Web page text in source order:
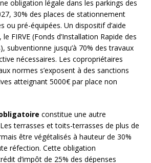
obligation légale dans les parkings des
30% des places de stationnement
ou pré-équipées. Un dispositif d’aide
FIRVE (Fonds d’Installation Rapide des
subventionne jusqu’à 70% des travaux
nécessaires. Les copropriétaires
normes s’exposent à des sanctions
atteignant 5000€ par place non
constitue une autre
terrasses et toits-terrasses de plus de
être végétalisés à hauteur de 30%
réfection. Cette obligation
d’impôt de 25% des dépenses